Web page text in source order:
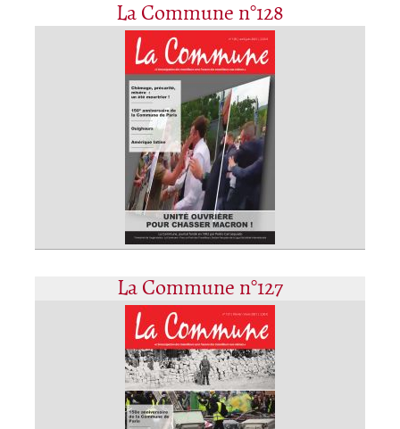
La Commune n°128
La Commune n°127